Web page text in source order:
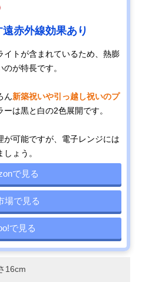
赤外線効果あり
イトが含まれているため、熱膨
が特長です。
ん新築祝いや引っ越し祝いのプ
は黒と白の2色展開です。
が可能ですが、電子レンジには
ょう。
で見る
場で見る
で見る
16cm